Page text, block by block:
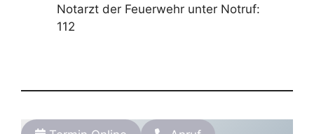
Notarzt der Feuerwehr unter Notruf:
112